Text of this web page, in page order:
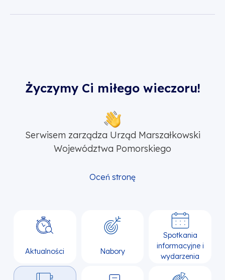
Życzymy Ci miłego wieczoru!
Serwisem zarządza Urząd Marszałkowski
Województwa Pomorskiego
Oceń stronę
Aktualności Nabory
Spotkania
informacyjne i
wydarzenia